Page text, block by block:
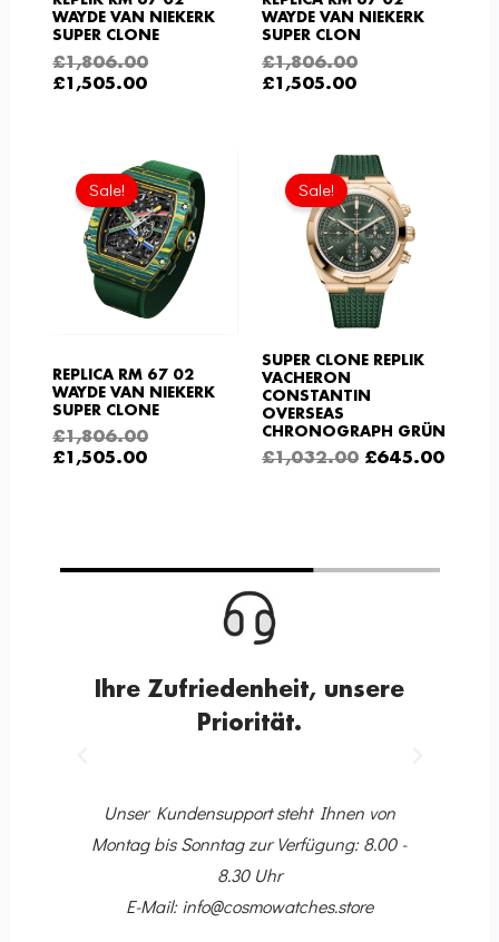
WAYDE VAN NIEKERK
SUPER CLONE
£1,806.00
£1,505.00
WAYDE VAN NIEKERK
SUPER CLON
£1,806.00
£1,505.00
Sale!
REPLICA RM 67 02
WAYDE VAN NIEKERK
SUPER CLONE
£1,806.00
Ursprünglicher
Preis
war:
£1,806.00
£1,505.00
Aktueller
Preis
ist:
£1,505.00.
Sale!
SUPER CLONE REPLIK
VACHERON
CONSTANTIN
OVERSEAS
CHRONOGRAPH GRÜN
£1,032.00
Preis
war:
£1,032.00
£645.00
Ihre Zufriedenheit, unsere
Priorität.
Unser Kundensupport steht Ihnen von
Montag bis Sonntag zur Verfügung: 8.00 -
8.30 Uhr
E-Mail: info@cosmowatches.store